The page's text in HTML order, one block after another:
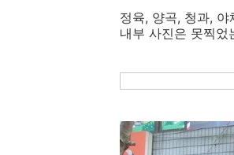
정육, 양곡, 청과,
내부 사진은 못찍었